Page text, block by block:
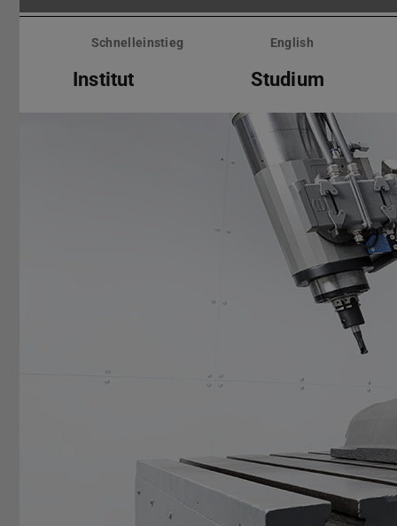
Menü
überspringenSchnelleinstieg English
Institut Studium